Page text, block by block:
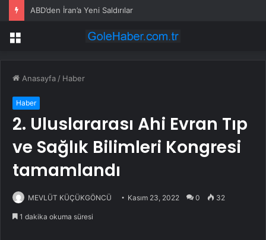
ABD’den İran’a Yeni Saldırılar
Menü
Anasayfa / Haber
Haber
2. Uluslararası Ahi Evran Tıp
ve Sağlık Bilimleri Kongresi
tamamlandı
MEVLÜT KÜÇÜKGÖNCÜ Kasım 23, 2022 0 32
1 dakika okuma süresi